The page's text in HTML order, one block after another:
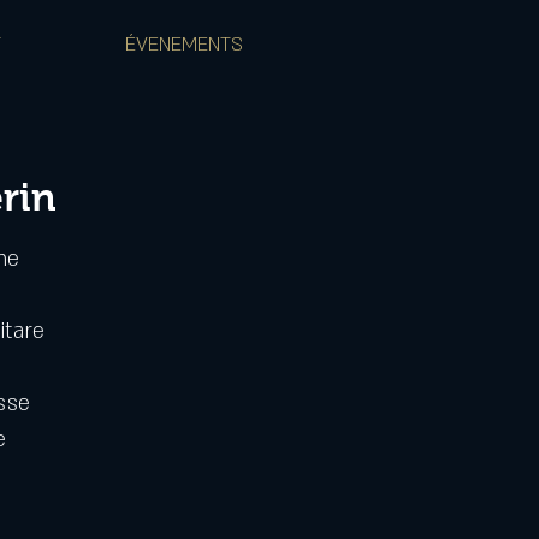
ÉVENEMENTS